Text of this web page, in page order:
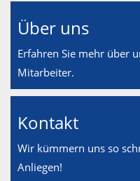
Über uns
Erfahren Sie mehr über
Mitarbeiter.
Kontakt
Wir kümmern uns so
Anliegen!